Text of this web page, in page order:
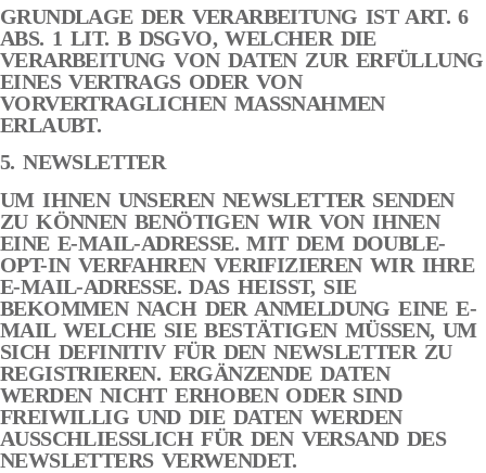
GRUNDLAGE DER VERARBEITUNG IST ART. 6
ABS. 1 LIT. B DSGVO, WELCHER DIE
VERARBEITUNG VON DATEN ZUR ERFÜLLUNG
EINES VERTRAGS ODER VON
VORVERTRAGLICHEN MASSNAHMEN
ERLAUBT.
5. NEWSLETTER
UM IHNEN UNSEREN NEWSLETTER SENDEN
ZU KÖNNEN BENÖTIGEN WIR VON IHNEN
EINE E-MAIL-ADRESSE. MIT DEM DOUBLE-
OPT-IN VERFAHREN VERIFIZIEREN WIR IHRE
E-MAIL-ADRESSE. DAS HEISST, SIE
BEKOMMEN NACH DER ANMELDUNG EINE E-
MAIL WELCHE SIE BESTÄTIGEN MÜSSEN, UM
SICH DEFINITIV FÜR DEN NEWSLETTER ZU
REGISTRIEREN. ERGÄNZENDE DATEN
WERDEN NICHT ERHOBEN ODER SIND
FREIWILLIG UND DIE DATEN WERDEN
AUSSCHLIESSLICH FÜR DEN VERSAND DES
NEWSLETTERS VERWENDET.